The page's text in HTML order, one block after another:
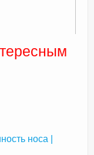
носа |